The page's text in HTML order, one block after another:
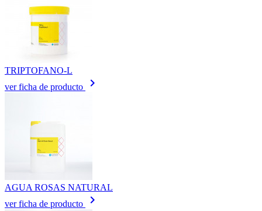
TRIPTOFANO-L
ver ficha de producto
keyboard_arrow_right
AGUA ROSAS NATURAL
ver ficha de producto
keyboard_arrow_right